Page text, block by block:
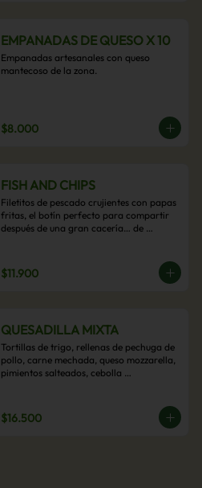
EMPANADAS DE QUESO X 10
Empanadas artesanales con queso
mantecoso de la zona.
$8.000
FISH AND CHIPS
Filetitos de pescado crujientes con papas
fritas, el botín perfecto para compartir
después de una gran cacería… de
$11.900
QUESADILLA MIXTA
Tortillas de trigo, rellenas de pechuga de
pollo, carne mechada, queso mozzarella,
pimientos salteados, cebolla
$16.500